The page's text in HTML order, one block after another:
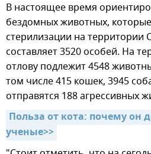
В настоящее время
бездомных животных,
стерилизации на территории
составляет 3520 особей. На
отлову подлежит 4548
том числе 415 кошек, 3945
отправятся 188 агрессивных
Польза от кота: почему он
ученые>>